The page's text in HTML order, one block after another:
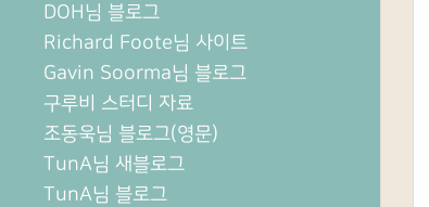
DOH님 블로그
Richard Foote님 사이트
Gavin Soorma님 블로그
구루비 스터디 자료
조동욱님 블로그(영문)
TunA님 새블로그
TunA님 블로그